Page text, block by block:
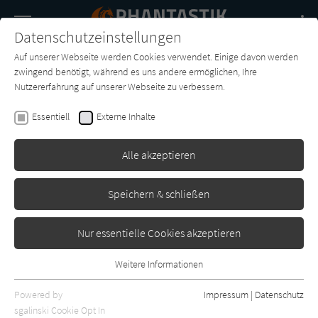
SUCHE
Buch-
Entdecker
Forum Charts
Brandon Sanderson
Weit über der smaragdgrünen
Piper
Datenschutzeinstellungen
Auf unserer Webseite werden Cookies verwendet. Einige davon werden
zwingend benötigt, während es uns andere ermöglichen, Ihre
Nutzererfahrung auf unserer Webseite zu verbessern.
Essentiell Externe Inhalte
Alle akzeptieren
Speichern & schließen
Nur essentielle Cookies akzeptieren
Essentielle Cookies werden für grundlegende Funktionen der
Webseite benötigt. Dadurch ist gewährleistet, dass die Webseite
Weitere Informationen
Powered by
sgalinski Cookie Opt In
Impressum | Datenschutz